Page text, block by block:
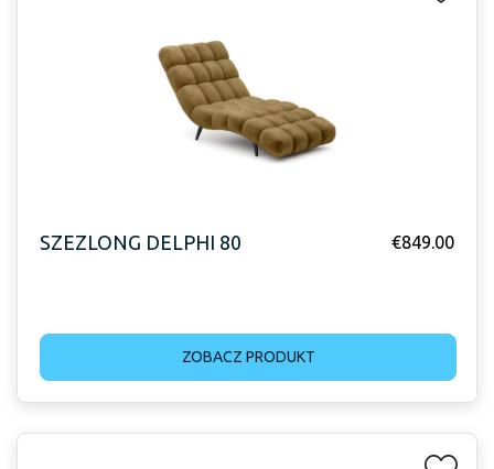
SZEZLONG DELPHI 80 €849.00
ZOBACZ PRODUKT